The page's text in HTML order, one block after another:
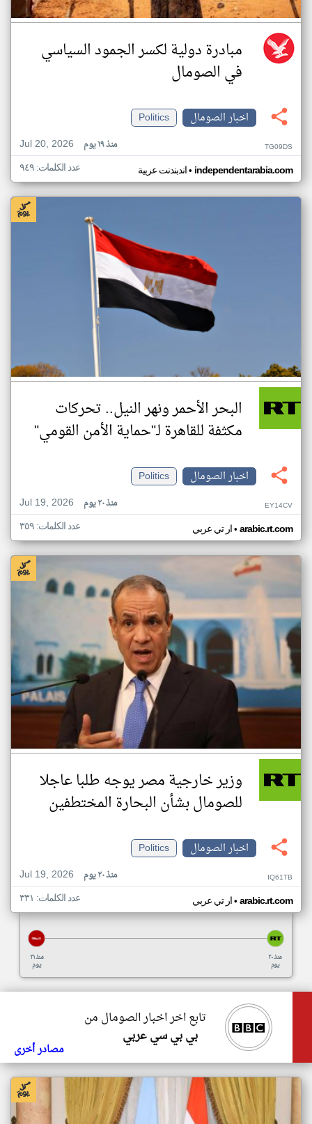
مبادرة دولية لكسر الجمود السياسي
في الصومال
اخبار الصومال
Politics
Jul 20, 2026
منذ ١٩ يوم TG09DS
اندبندنت عربية• independentarabia.com عدد الكلمات: ٩٤٩
البحر الأحمر ونهر النيل.. تحركات
مكثفة للقاهرة لـ"حماية الأمن القومي"
اخبار الصومال
Politics
Jul 19, 2026
منذ ٢٠ يوم EY14CV
ار تي عربي• arabic.rt.com عدد الكلمات: ٣٥٩
وزير خارجية مصر يوجه طلبا عاجلا
للصومال بشأن البحارة المختطفين
اخبار الصومال
Politics
Jul 19, 2026
منذ ٢٠ يوم IQ61TB
ار تي عربي• arabic.rt.com عدد الكلمات: ٣٣١
منذ ٢١
يوم
منذ ٢٠
يوم
تابع اخر اخبار الصومال من
بي بي سي عربي
مصادر أخرى